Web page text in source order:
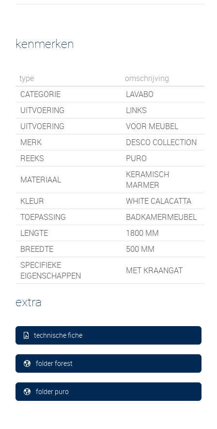
kenmerken
type
omschrijving
CATEGORIE
LAVABO
UITVOERING
LINKS
UITVOERING
VOOR MEUBEL
MERK
DESCO COLLECTION
REEKS
PURO
MATERIAAL
KERAMISCH
MARMER
KLEUR
WHITE CALACATTA
TOEPASSING
BADKAMERMEUBEL
LENGTE
1800 MM
BREEDTE
500 MM
SPECIFIEKE
EIGENSCHAPPEN
MET KRAANGAT
extra
technische fiche
folder forest
folder puro